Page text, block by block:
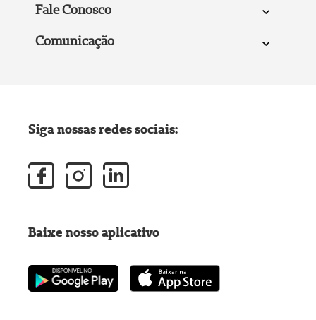
Fale Conosco
Comunicação
Siga nossas redes sociais:
Baixe nosso aplicativo